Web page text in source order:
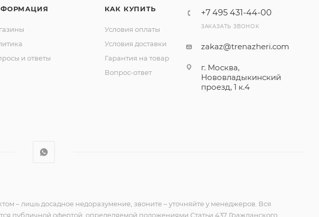
и ответы
КАК КУПИТЬ
Условия оплаты
Условия доставки
Гарантия на товар
Вопрос-ответ
+7 495 431-44-00
ЗАКАЗАТЬ ЗВОНОК
zakaz@trenazheri.com
г. Москва,
Нововладыкинский
проезд, 1 к.4
– лишь досадное недоразумение, звоните – уточняйте у менеджеров. Вся
публичной офертой, определяемой положениями Статьи 437 Гражданского